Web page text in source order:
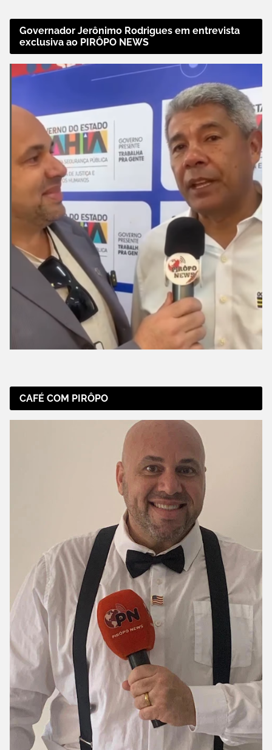
Governador Jerônimo Rodrigues em entrevista
exclusiva ao PIRÔPO NEWS
CAFÉ COM PIRÔPO